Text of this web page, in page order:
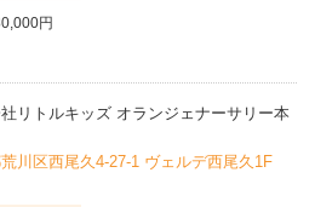
円
リトルキッズ オランジェナーサリー本
川区西尾久4-27-1 ヴェルデ西尾久1F